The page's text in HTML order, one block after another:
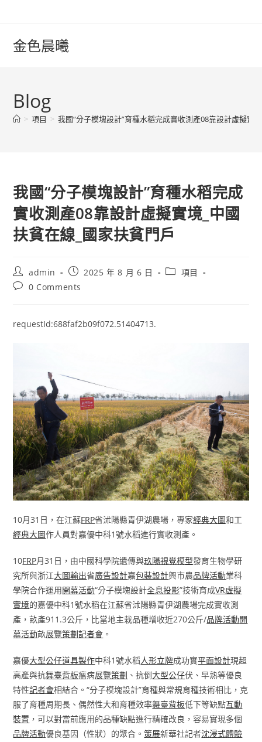
content金色晨曦
Blog
> 項目 > 我國“分子模塊設計”育種水稻完成實收測產08靠設計虛擬實
我國“分子模塊設計”育種水稻完成
實收測產08靠設計虛擬實境_中國
扶貧在線_國家扶貧門戶
Post
author:
admin
Post
published:
2025 年 8 月 6 日
Post項目
Post0 Comments
requestId:688faf2b09f072.51404713.
10月31日，在江蘇FRP省沭陽縣青伊湖農場，專家經典大圖和工
經典大圖作人員對嘉優中科1號水稻進行實收測產。
10FRP月31日，由中國科學院遺傳與玖陽視覺模型發育生物學研
究所與浙江大圖輸出省廣告設計嘉包裝設計興市農品牌活動業科
學院合作運用開幕活動“分子模塊設計全息投影”技術育成VR虛擬
實境的嘉優中科1號水稻在江蘇省沭陽縣青伊湖農場完成實收測
產，畝產911.3公斤，比當地主栽品種增收近270公斤/品牌活動開
幕活動畝展覽策劃記者會 。
嘉優大型公仔道具製作中科1號水稻人形立牌成功實平面設計現超
高產與抗舞臺背板瘟病展覽策劃 、抗倒大型公仔伏、早熟等優良
特性記者會相結合。“分子模塊設計”育種與常規育種技術相比，克
服了育種周期長、偶然性大和育種效率舞臺背板低下等缺點互動
裝置 ，可以對當前應用的品種缺點進行精確改良，容易實現多個
品牌活動優良基因（性狀）的聚合。 策展新華社記者沈浸式體驗